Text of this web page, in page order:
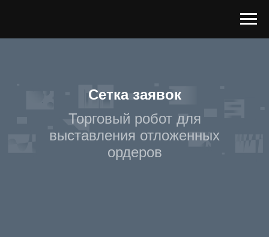
Сетка заявок
Торговый робот для
выставления отложенных
ордеров